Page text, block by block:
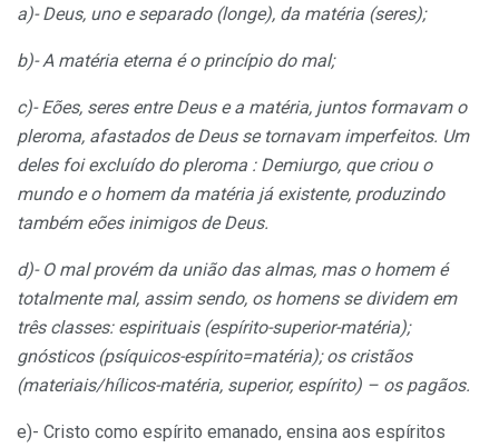
a)- Deus, uno e separado (longe), da matéria (seres);
b)- A matéria eterna é o princípio do mal;
c)- Eões, seres entre Deus e a matéria, juntos formavam o
pleroma, afastados de Deus se tornavam imperfeitos. Um
deles foi excluído do pleroma : Demiurgo, que criou o
mundo e o homem da matéria já existente, produzindo
também eões inimigos de Deus.
d)- O mal provém da união das almas, mas o homem é
totalmente mal, assim sendo, os homens se dividem em
três classes: espirituais (espírito-superior-matéria);
gnósticos (psíquicos-espírito=matéria); os cristãos
(materiais/hílicos-matéria, superior, espírito) – os pagãos.
e)- Cristo como espírito emanado, ensina aos espíritos